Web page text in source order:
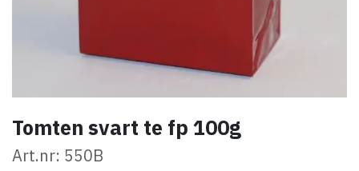
Tomten svart te fp 100g
Art.nr: 550B